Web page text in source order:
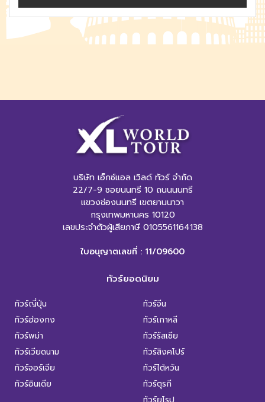
บริษัท เอ็กซ์แอล เวิลด์ ทัวร์ จำกัด
22/7-9 ซอยนนทรี 10 ถนนนนทรี
แขวงช่องนนทรี เขตยานนาวา
กรุงเทพมหานคร 10120
เลขประจำตัวผู้เสียภาษี 0105561164138
ใบอนุญาตเลขที่ : 11/09600
ทัวร์ยอดนิยม
ทัวร์ญี่ปุ่น
ทัวร์ฮ่องกง
ทัวร์พม่า
ทัวร์เวียดนาม
ทัวร์จอร์เจีย
ทัวร์อินเดีย
ทัวร์จีน
ทัวร์เกาหลี
ทัวร์รัสเซีย
ทัวร์สิงคโปร์
ทัวร์ไต้หวัน
ทัวร์ตุรกี